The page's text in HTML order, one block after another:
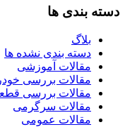
دسته بندی ها
بلاگ
دسته بندی نشده ها
مقالات آموزشی
مقالات بررسی
مقالات بررسی
مقالات سرگرمی
مقالات عمومی